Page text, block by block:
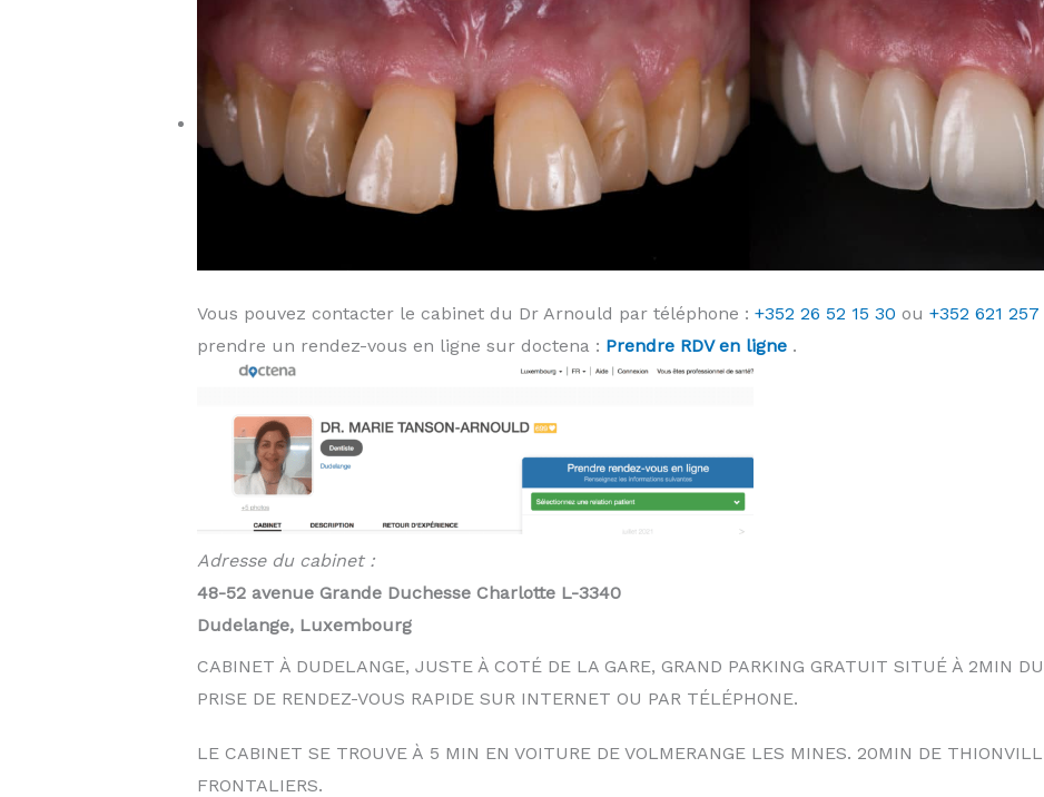
Vous pouvez contacter le cabinet du Dr Arnould par téléphone : +352 26 52 15 30 ou +352 621
prendre un rendez-vous en ligne sur doctena : Prendre RDV en ligne.
Adresse du cabinet :
48-52 avenue Grande Duchesse Charlotte L-3340
Dudelange, Luxembourg
CABINET À DUDELANGE, JUSTE À COTÉ DE LA GARE, GRAND PARKING GRATUIT SITUÉ À 2MIN
PRISE DE RENDEZ-VOUS RAPIDE SUR INTERNET OU PAR TÉLÉPHONE.
LE CABINET SE TROUVE À 5 MIN EN VOITURE DE VOLMERANGE LES MINES. 20MIN DE
FRONTALIERS.